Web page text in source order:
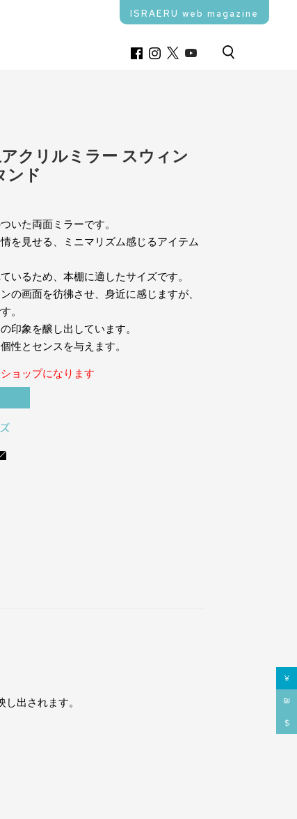
¥
₪
$
ISRAERU web magazine
クリルミラー スウィン
ンド
いた両面ミラーです。
を見せる、ミニマリズム感じるアイテム
いるため、本棚に適したサイズです。
の画面を彷彿させ、身近に感じますが、
。
印象を醸し出しています。
性とセンスを与えます。
ョップになります
出されます。